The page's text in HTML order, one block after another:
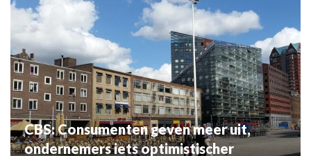
CBS: Consumenten geven meer uit,
ondernemers iets optimistischer